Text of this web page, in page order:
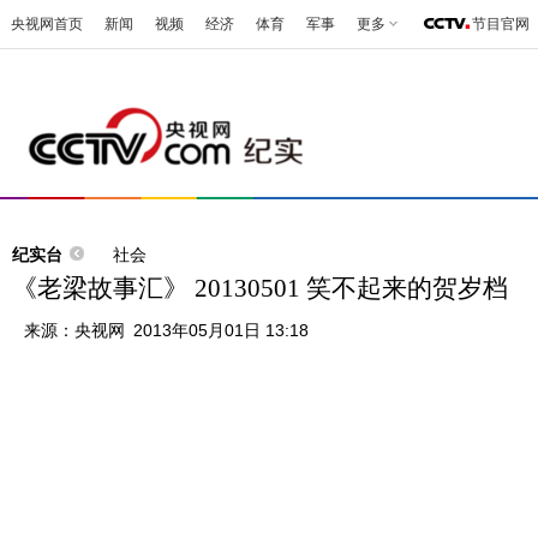
央视网首页 新闻 视频 经济 体育 军事 更多 节目官网
纪实台 社会
《老梁故事汇》 20130501 笑不起来的贺岁档
来源： 央视网 2013年05月01日 13:18